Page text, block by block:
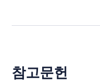
참고문헌